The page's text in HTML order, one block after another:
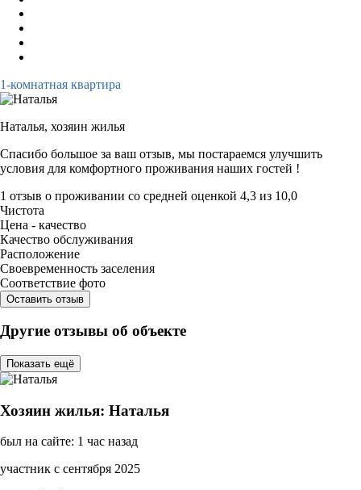
1-комнатная квартира
Наталья, хозяин жилья
Спасибо большое за ваш отзыв, мы постараемся улучшить
условия для комфортного проживания наших гостей !
1 отзыв о проживании со средней оценкой 4,3 из 10,0
Чистота
Цена - качество
Качество обслуживания
Расположение
Своевременность заселения
Соответствие фото
Оставить отзыв
Другие отзывы об объекте
Показать ещё
Хозяин жилья: Наталья
был на сайте: 1 час назад
участник с сентября 2025